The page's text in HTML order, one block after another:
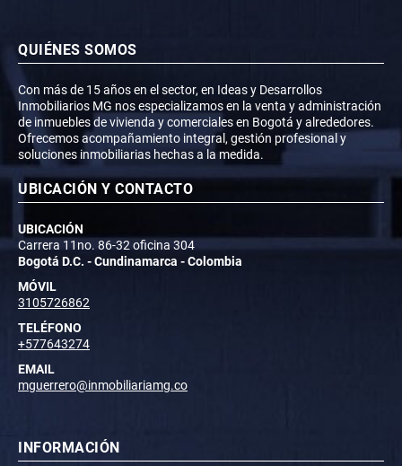
QUIÉNES SOMOS
Con más de 15 años en el sector, en Ideas y Desarrollos
Inmobiliarios MG nos especializamos en la venta y administración
de inmuebles de vivienda y comerciales en Bogotá y alrededores.
Ofrecemos acompañamiento integral, gestión profesional y
soluciones inmobiliarias hechas a la medida.
UBICACIÓN Y CONTACTO
UBICACIÓN
Carrera 11no. 86-32 oficina 304
Bogotá D.C. - Cundinamarca - Colombia
MÓVIL
3105726862
TELÉFONO
+577643274
EMAIL
mguerrero@inmobiliariamg.co
INFORMACIÓN